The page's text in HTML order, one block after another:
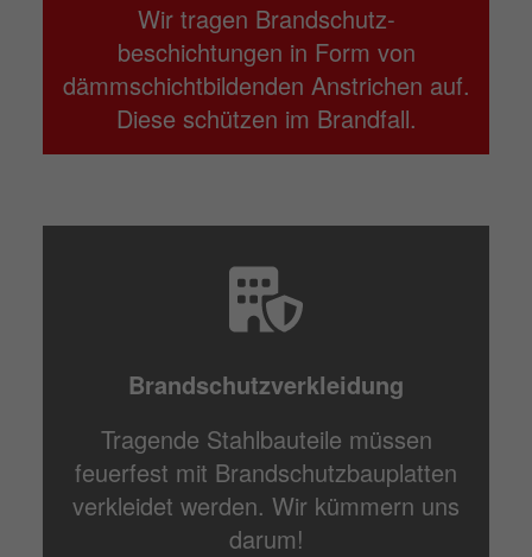
Wir tragen Brandschutz­
beschichtungen in Form von
dämmschichtbildenden Anstrichen auf.
Diese schützen im Brandfall.
Brandschutzverkleidung
Tragende Stahlbauteile müssen
feuerfest mit Brandschutzbauplatten
verkleidet werden. Wir kümmern uns
darum!